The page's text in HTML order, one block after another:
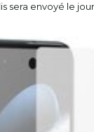
sera envoyé le